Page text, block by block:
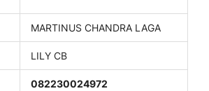
MARTINUS CHANDRA LAGA
LILY CB
082230024972